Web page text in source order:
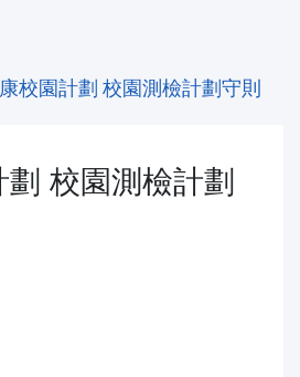
校園計劃 校園測檢計劃守則
校園測檢計劃